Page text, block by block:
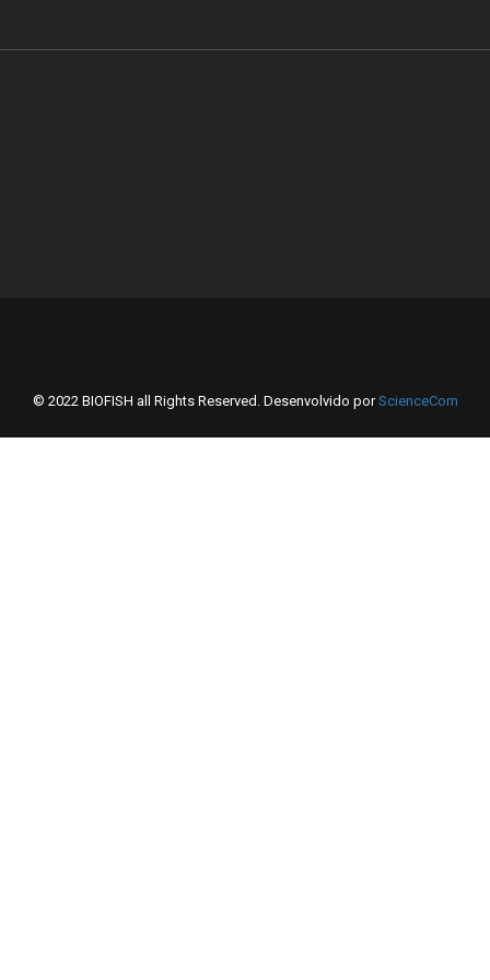
© 2022 BIOFISH all Rights Reserved. Desenvolvido porScienceCom